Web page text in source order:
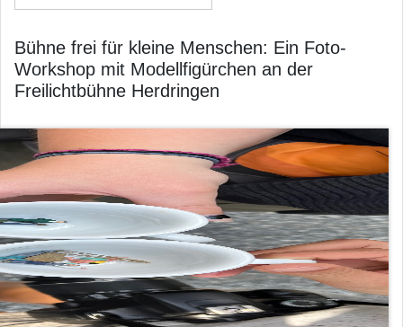
Bühne frei für kleine Menschen: Ein Foto-
Workshop mit Modellfigürchen an der
Freilichtbühne Herdringen